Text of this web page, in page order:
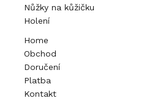
Nůžky na kůžičku
Holení
Home
Obchod
Doručení
Platba
Kontakt